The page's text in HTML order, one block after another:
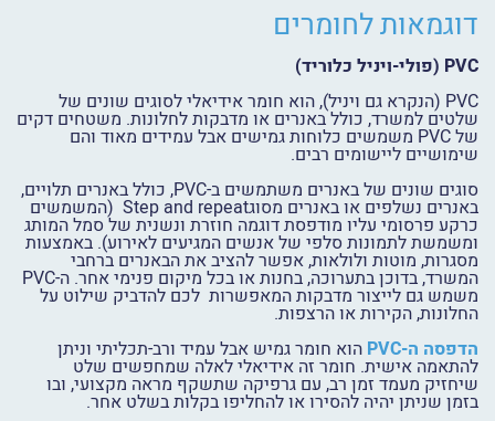
דוגמאות לחומרים
PVC (פולי-ויניל כלוריד)
PVC (הנקרא גם ויניל), הוא חומר אידיאלי לסוגים שונים של
שלטים למשרד, כולל באנרים או מדבקות לחלונות. משטחים דקים
של PVC משמשים כלוחות גמישים אבל עמידים מאוד והם
שימושיים ליישומים רבים.
סוגים שונים של באנרים משתמשים ב-PVC, כולל באנרים תלויים,
באנרים נשלפים או באנרים מסוגStep and repeat (המשמשים
כרקע פרסומי עליו מודפסת דוגמה חוזרת ונשנית של סמל המותג
ומשמשת לתמונות סלפי של אנשים המגיעים לאירוע). באמצעות
מסגרות, מוטות ולולאות, אפשר להציב את הבאנרים ברחבי
המשרד, בדוכן בתערוכה, בחנות או בכל מיקום פנימי אחר. ה-PVC
משמש גם לייצור מדבקות המאפשרות לכם להדביק שילוט על
החלונות, הקירות או הרצפות.
הדפסה ה-PVC
הוא חומר גמיש אבל עמיד ורב-תכליתי וניתן
להתאמה אישית. חומר זה אידיאלי לאלה שמחפשים שלט
שיחזיק מעמד זמן רב, עם גרפיקה שתשקף מראה מקצועי, ובו
בזמן שניתן יהיה להסירו או להחליפו בקלות בשלט אחר.